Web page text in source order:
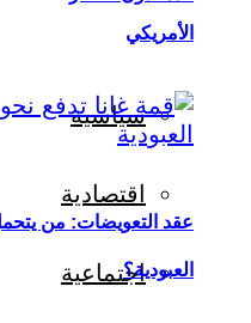
سياسية
اقتصادية
اجتماعية
الأمريكي
عقد التعويضات: من
العبودية؟